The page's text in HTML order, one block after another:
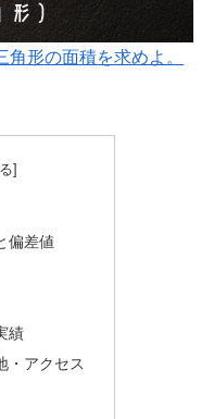
角形の面積を求めよ。
偏差値
績
・アクセス